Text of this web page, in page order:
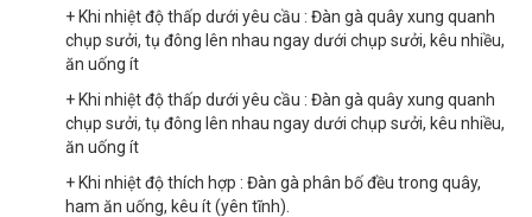
+ Khi nhiệt độ thấp dưới yêu cầu : Đàn gà quây xung quanh
chụp sưởi, tụ đông lên nhau ngay dưới chụp sưởi, kêu nhiều,
ăn uống ít
+ Khi nhiệt độ thấp dưới yêu cầu : Đàn gà quây xung quanh
chụp sưởi, tụ đông lên nhau ngay dưới chụp sưởi, kêu nhiều,
ăn uống ít
+ Khi nhiệt độ thích hợp : Đàn gà phân bố đều trong quây,
ham ăn uống, kêu ít (yên tĩnh).